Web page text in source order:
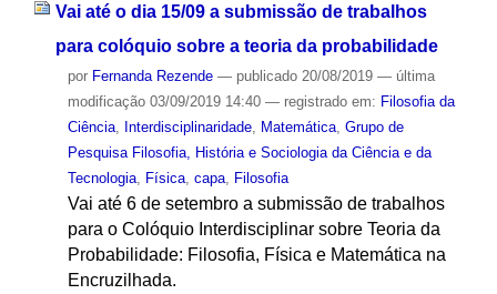
Vai até o dia 15/09 a submissão de trabalhos
para colóquio sobre a teoria da probabilidade
por Fernanda Rezende — publicado20/08/2019 — última
modificação03/09/2019 14:40 — registrado em: Filosofia da
Ciência, Interdisciplinaridade, Matemática, Grupo de
Pesquisa Filosofia, História e Sociologia da Ciência e da
Tecnologia, Física, capa, Filosofia
Vai até 6 de setembro a submissão de trabalhos
para o Colóquio Interdisciplinar sobre Teoria da
Probabilidade: Filosofia, Física e Matemática na
Encruzilhada.